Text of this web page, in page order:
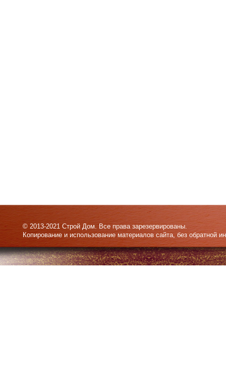
© 2013-2021 Строй Дом. Все права зарезервированы.
Копирование и использование материалов сайта, без обратной